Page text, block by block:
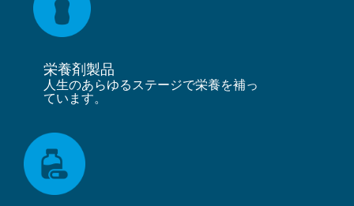
栄養剤製品
人生のあらゆるステージで栄養を補っ
ています。